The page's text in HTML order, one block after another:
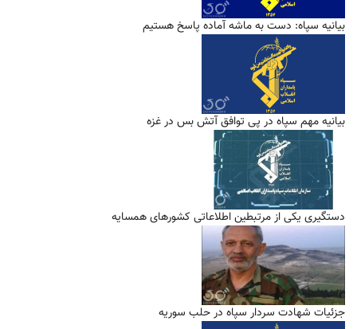
بیانیه سپاه: دست به ماشه آماده پاسخ هستیم
بیانیه مهم سپاه در پی توافق آتش بس در غزه
دستگیری یکی از مرتبطین اطلاعاتی کشور‌های همسایه
جزئیات شهادت سردار سپاه در حلب سوریه